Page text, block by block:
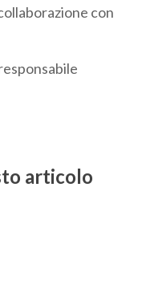
con
articolo